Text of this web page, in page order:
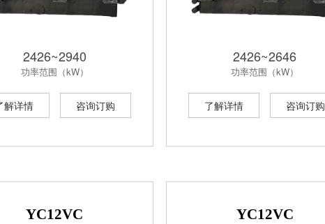
2426~2940
功率范围（kW）
解详情 咨询订购
2426~2646
功率范围（kW）
了解详情 咨询订购
YC12VC YC12VC